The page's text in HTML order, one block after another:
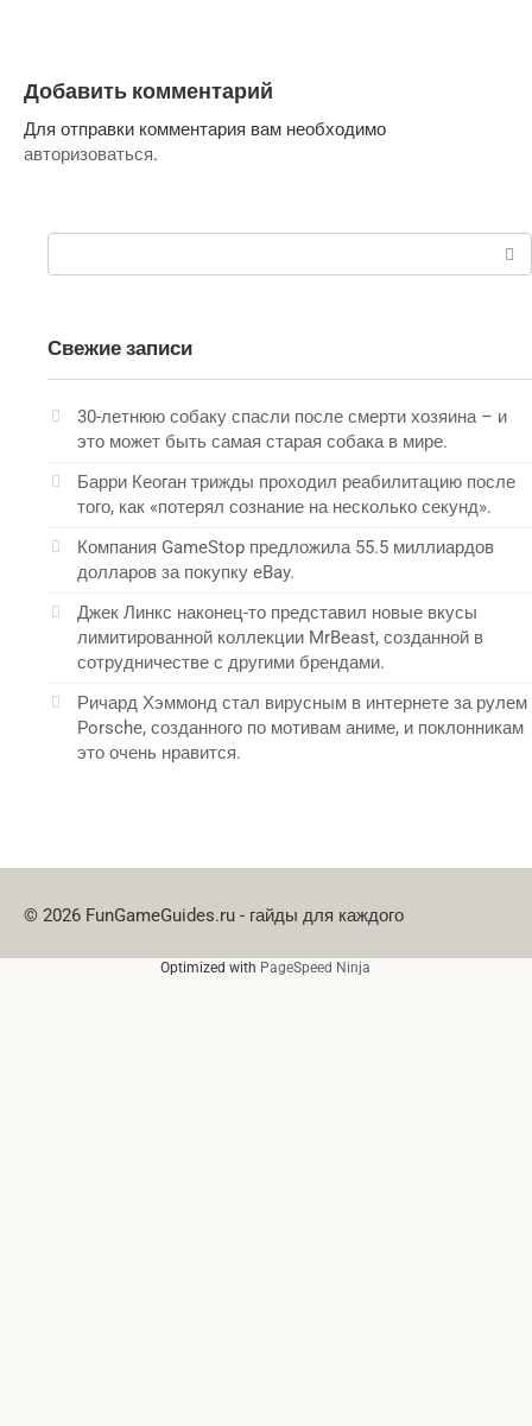
Добавить комментарий
Для отправки комментария вам необходимо
авторизоваться.
Поиск:
Свежие записи
30-летнюю собаку спасли после смерти хозяина – и
это может быть самая старая собака в мире.
Барри Кеоган трижды проходил реабилитацию после
того, как «потерял сознание на несколько секунд».
Компания GameStop предложила 55.5 миллиардов
долларов за покупку eBay.
Джек Линкс наконец-то представил новые вкусы
лимитированной коллекции MrBeast, созданной в
сотрудничестве с другими брендами.
Ричард Хэммонд стал вирусным в интернете за рулем
Porsche, созданного по мотивам аниме, и поклонникам
это очень нравится.
© 2026 FunGameGuides.ru - гайды для каждого
Optimized with PageSpeed Ninja